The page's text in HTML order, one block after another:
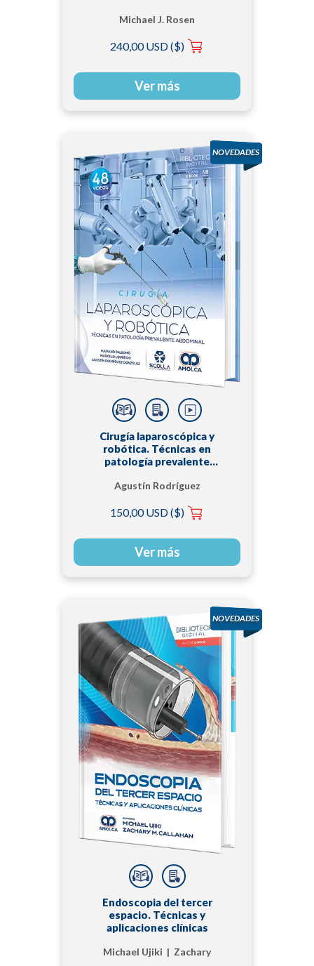
Michael J. Rosen
240,00 USD ($)
Ver más
Cirugía laparoscópica y
robótica. Técnicas en
patología prevalente
Agustín Rodríguez
Loureiro | Mariano
150,00 USD ($)
Ver más
Endoscopia del tercer
espacio. Técnicas y
aplicaciones clínicas
Michael Ujiki | Zachary